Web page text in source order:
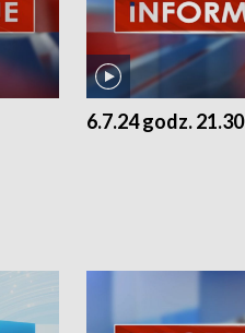
6.7.24 godz. 21.30